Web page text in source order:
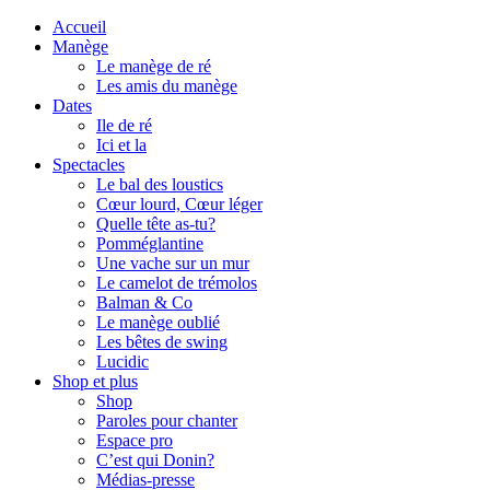
Accueil
Manège
Le manège de ré
Les amis du manège
Dates
Ile de ré
Ici et la
Spectacles
Le bal des loustics
Cœur lourd, Cœur léger
Quelle tête as-tu?
Pomméglantine
Une vache sur un mur
Le camelot de trémolos
Balman & Co
Le manège oublié
Les bêtes de swing
Lucidic
Shop et plus
Shop
Paroles pour chanter
Espace pro
C’est qui Donin?
Médias-presse